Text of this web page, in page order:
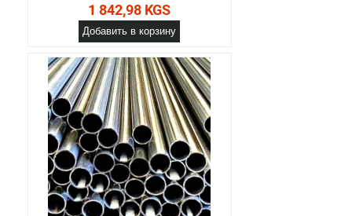
1 842,98 KGS
Добавить в корзину